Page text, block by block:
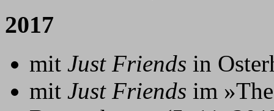
2017
mit Just Friends in
mit Just Friends im